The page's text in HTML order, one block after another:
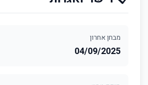
מבחן אחרון
04/09/2025